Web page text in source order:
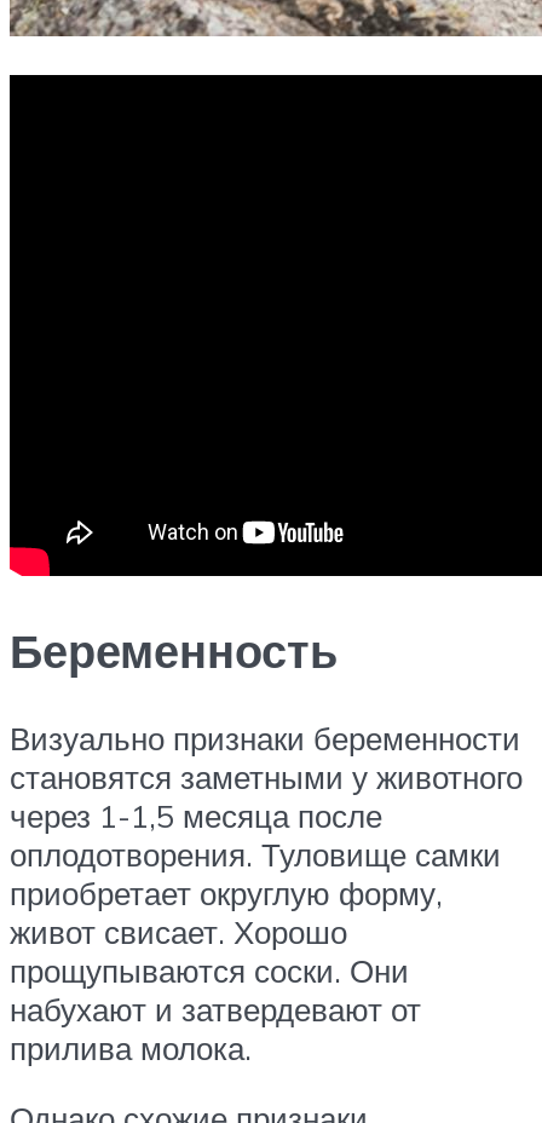
Беременность
Визуально признаки беременности
становятся заметными у животного
через 1-1,5 месяца после
оплодотворения. Туловище самки
приобретает округлую форму,
живот свисает. Хорошо
прощупываются соски. Они
набухают и затвердевают от
прилива молока.